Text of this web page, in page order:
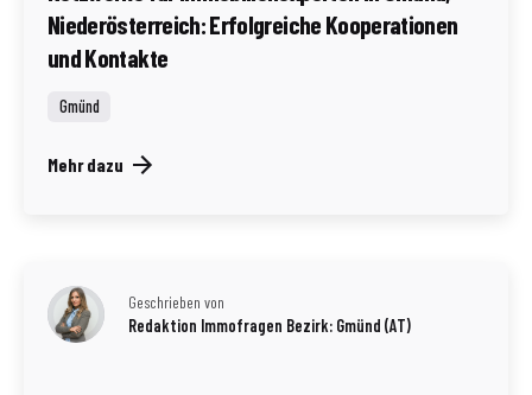
Niederösterreich: Erfolgreiche Kooperationen
und Kontakte
Gmünd
Mehr dazu
Geschrieben von
Redaktion Immofragen Bezirk: Gmünd (AT)